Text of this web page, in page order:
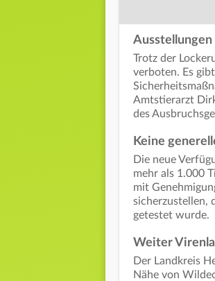
Trotz der
verboten. Es
Amtstierarzt
des
Keine
Die neue
mehr als 1.000
mit
sicherzustellen,
getestet wurde.
Weiter
Der Landkreis
Nähe von